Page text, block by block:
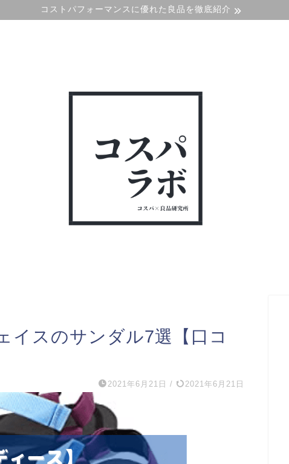
コストパフォーマンスに優れた良品を徹底紹介
イスのサンダル7選【口コ
2021年6月21日 / 2021年6月21日